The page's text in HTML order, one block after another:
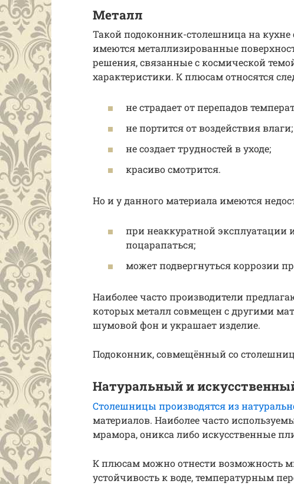
Металл
Такой подоконник-столешница на кухне
имеются металлизированные
решения, связанные с космической
характеристики. К плюсам относятся
не страдает от перепадов
не портится от воздействия влаги;
не создает трудностей в уходе;
красиво смотрится.
Но и у данного материала имеются
при неаккуратной эксплуатации
поцарапаться;
может подвергнуться коррозии
Наиболее часто производители
которых металл совмещен с другими
шумовой фон и украшает изделие.
Подоконник, совмещённый со
Натуральный и
Столешницы производятся из
материалов. Наиболее часто
мрамора, оникса либо искусственные
К плюсам можно отнести возможность
устойчивость к воде, температурным